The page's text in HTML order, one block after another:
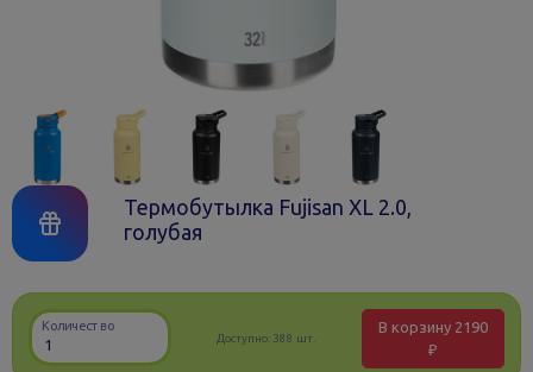
Термобутылка Fujisan XL 2.0,
голубая
Количество
Доступно: 388 шт.
В корзину 2190
₽